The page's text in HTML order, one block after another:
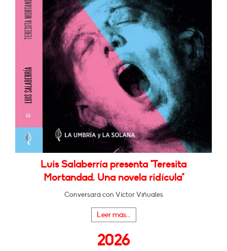
Luis Salaberría presenta "Teresita
Mortandad. Una novela ridícula"
Conversará con Víctor Viñuales
Leer más...
2026